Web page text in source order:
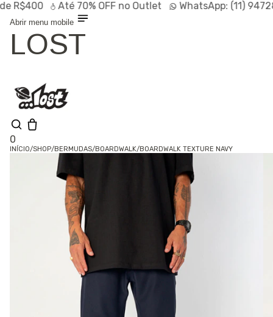
Até70% OFFno Outlet WhatsApp:(11) 94728-
Abrir menu mobile
LOST
0
Olá, visitante
HOT
SALE
INÍCIO/SHOP/BERMUDAS/BOARDWALK/BOARDWALK TEXTURE NAVY